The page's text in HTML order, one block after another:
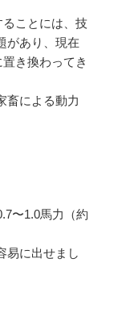
ることには、技
があり、現在
き換わってき
畜による動力
〜1.0馬力（約
易に出せまし